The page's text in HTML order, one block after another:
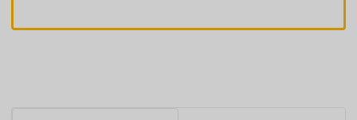
41,30€